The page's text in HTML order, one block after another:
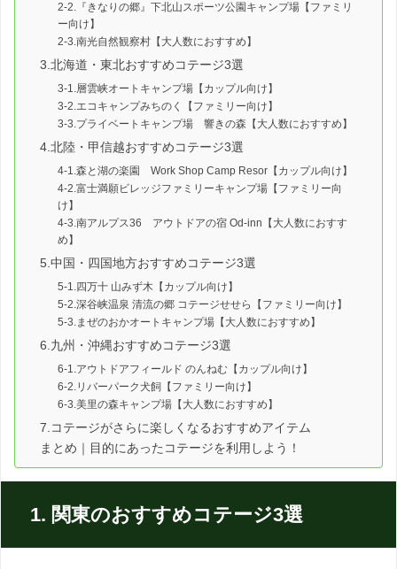
2-2.『きなりの郷』下北山スポーツ公園キャンプ場【ファミリ
ー向け】
2-3.南光自然観察村【大人数におすすめ】
3.北海道・東北おすすめコテージ3選
3-1.層雲峡オートキャンプ場【カップル向け】
3-2.エコキャンプみちのく【ファミリー向け】
3-3.プライベートキャンプ場 響きの森【大人数におすすめ】
4.北陸・甲信越おすすめコテージ3選
4-1.森と湖の楽園 Work Shop Camp Resor【カップル向け】
4-2.富士満願ビレッジファミリーキャンプ場【ファミリー向
け】
4-3.南アルプス36 アウトドアの宿 Od-inn【大人数におすす
め】
5.中国・四国地方おすすめコテージ3選
5-1.四万十 山みず木【カップル向け】
5-2.深谷峡温泉 清流の郷 コテージせせら【ファミリー向け】
5-3.まぜのおかオートキャンプ場【大人数におすすめ】
6.九州・沖縄おすすめコテージ3選
6-1.アウトドアフィールド のんねむ【カップル向け】
6-2.リバーパーク犬飼【ファミリー向け】
6-3.美里の森キャンプ場【大人数におすすめ】
7.コテージがさらに楽しくなるおすすめアイテム
まとめ｜目的にあったコテージを利用しよう！
1. 関東のおすすめコテージ3選